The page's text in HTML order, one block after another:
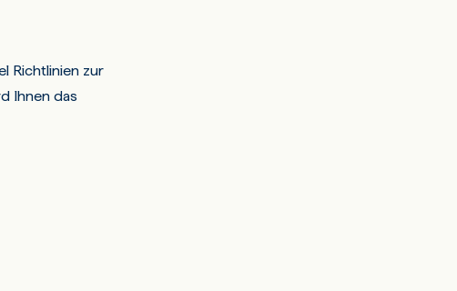
Richtlinien zur
Ihnen das